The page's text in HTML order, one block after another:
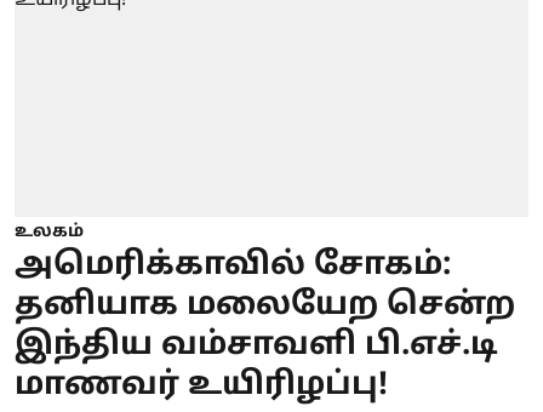
உலகம்
அமெரிக்காவில் சோகம்:
தனியாக மலையேற சென்ற
இந்திய வம்சாவளி பி.எச்.டி
மாணவர் உயிரிழப்பு!